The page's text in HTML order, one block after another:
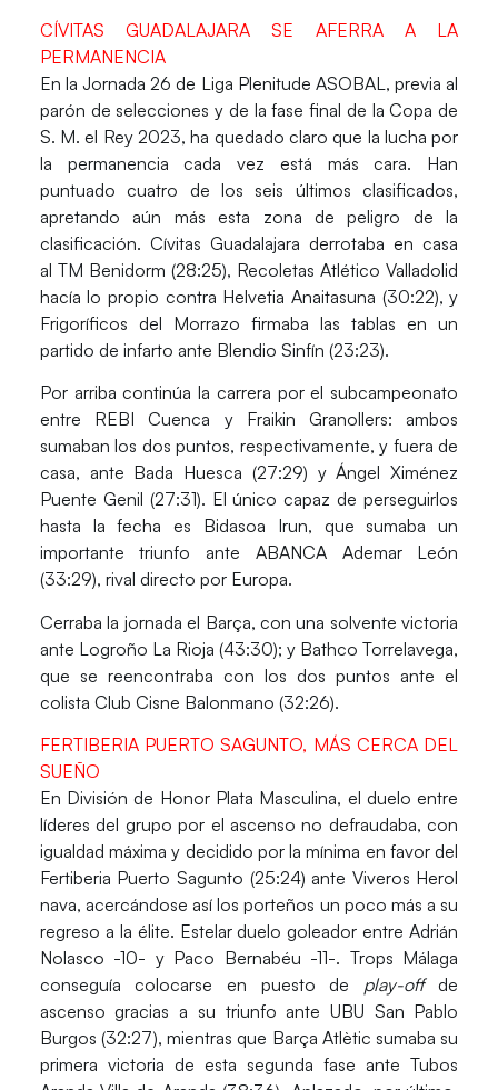
CÍVITAS GUADALAJARA SE AFERRA A LA
PERMANENCIA
En laJornada 26de Liga Plenitude ASOBAL , previa al
parón de selecciones y de la fase final de la Copa de
S. M. el Rey 2023, ha quedado claro que la lucha por
la permanencia cada vez está más cara. Han
puntuado cuatro de los seis últimos clasificados,
apretando aún más esta zona de peligro de la
clasificación. Cívitas Guadalajaraderrotaba en casa
al TM Benidorm (28:25), Recoletas Atlético Valladolid
hacía lo propio contra Helvetia Anaitasuna (30:22), y
Frigoríficos del Morrazo firmaba las tablas en un
partido de infarto ante Blendio Sinfín (23:23).
Por arriba continúa la carrera por el subcampeonato
entre REBI Cuenca y Fraikin Granollers: ambos
sumaban los dos puntos, respectivamente, y fuera de
casa, ante Bada Huesca (27:29) y Ángel Ximénez
Puente Genil (27:31). El único capaz de perseguirlos
hasta la fecha es Bidasoa Irun, que sumaba un
importante triunfo ante ABANCA Ademar León
(33:29), rival directo por Europa.
Cerraba la jornada el Barça, con una solvente victoria
ante Logroño La Rioja (43:30); y Bathco Torrelavega,
que se reencontraba con los dos puntos ante el
colista Club Cisne Balonmano (32:26).
FERTIBERIA PUERTO SAGUNTO, MÁS CERCA DEL
SUEÑO
En División de Honor Plata Masculina, el duelo entre
líderes del grupo por el ascenso no defraudaba, con
igualdad máxima y decidido por la mínima en favor del
Fertiberia Puerto Sagunto (25:24) ante Viveros Herol
nava, acercándose así los porteños un poco más a su
regreso a la élite. Estelar duelo goleador entre Adrián
Nolasco -10- y Paco Bernabéu -11-. Trops Málaga
conseguía colocarse en puesto de play-offde
ascenso gracias a su triunfo ante UBU San Pablo
Burgos (32:27), mientras que Barça Atlètic sumaba su
primera victoria de esta segunda fase anteTubos